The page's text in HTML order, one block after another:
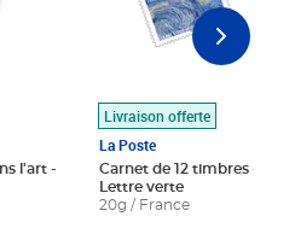
l'art -
Livraison offerte
La Poste
Carnet de 12 timbres - Le
Lettre verte
20g / France